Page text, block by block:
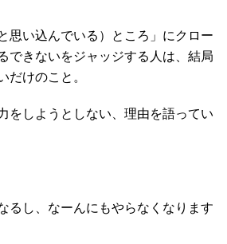
思い込んでいる）ところ」にクロー
できないをジャッジする人は、結局
だけのこと。
をしようとしない、理由を語ってい
るし、なーんにもやらなくなります